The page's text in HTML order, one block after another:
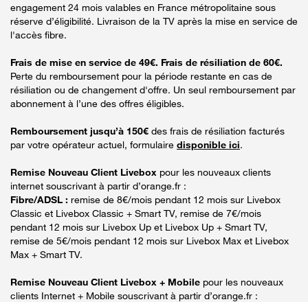
engagement 24 mois valables en France métropolitaine sous
réserve d’éligibilité. Livraison de la TV après la mise en service de
l'accès fibre.
Frais de mise en service de 49€. Frais de résiliation de 60€.
Perte du remboursement pour la période restante en cas de
résiliation ou de changement d'offre. Un seul remboursement par
abonnement à l’une des offres éligibles.
Remboursement jusqu’à 150€ des frais de résiliation facturés
par votre opérateur actuel, formulaire disponible ici.
Remise Nouveau Client Livebox pour les nouveaux clients
internet souscrivant à partir d’orange.fr :
Fibre/ADSL : remise de 8€/mois pendant 12 mois sur Livebox
Classic et Livebox Classic + Smart TV, remise de 7€/mois
pendant 12 mois sur Livebox Up et Livebox Up + Smart TV,
remise de 5€/mois pendant 12 mois sur Livebox Max et Livebox
Max + Smart TV.
Remise Nouveau Client Livebox + Mobile pour les nouveaux
clients Internet + Mobile souscrivant à partir d’orange.fr :